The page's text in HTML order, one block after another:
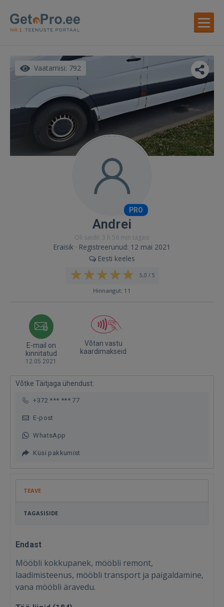
Vaatamisi: 792
PRO
Andrei
Oli saidil: 3 h 56 min tagasi
Eraisik · Registreerunud: 12 mai 2021
Eesti keeles
5,0 / 5
Hinnangut: 11
E-mail on
kinnitatud
12.05.2021
Võtan vastu
kaardimakseid
Võtke Täitjaga ühendust:
+372 *** *** 77
E-post
WhatsApp
Küsi pakkumist
TEAVE
TAGASISIDE
Endast
Mööbli kokkupanek, mööbli remont,
laadimisteenus, mööbli transport ja paigaldamine,
vana mööbli äravedu.